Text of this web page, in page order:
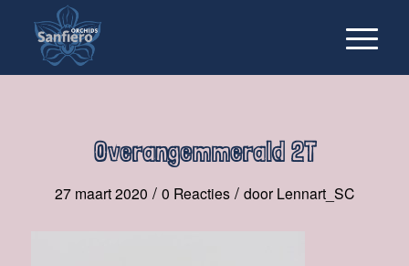
Overangemmerald 2T
27 maart 2020 / 0 Reacties / door Lennart_SC